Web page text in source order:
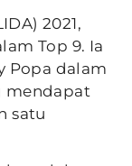
2021,
Top 9. Ia
Popa dalam
mendapat
satu